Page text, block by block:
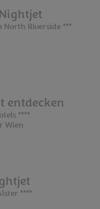
North Riverside ***
entdecken
****
Wien
****